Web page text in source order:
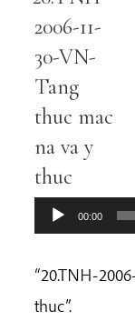
2006-11-
30-VN-
Tang
thuc mac
na va y
thuc
00:00
“20.TNH-
thuc”.